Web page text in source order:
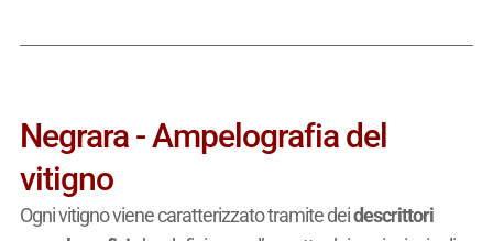
Negrara - Ampelografia del
vitigno
Ogni vitigno viene caratterizzato tramite deidescrittori